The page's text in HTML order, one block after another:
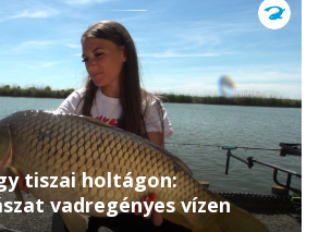
tiszai holtágon:
vadregényes vízen